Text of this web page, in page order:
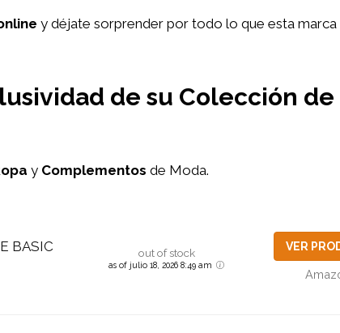
y déjate sorprender por todo lo que esta marca
de su Colección de
y Complementos de Moda.
BASIC
out of stock
as of julio 18, 2026 8:49 am
VER